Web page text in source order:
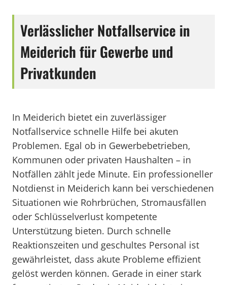
Verlässlicher Notfallservice in
Meiderich für Gewerbe und
Privatkunden
In Meiderich bietet ein zuverlässiger
Notfallservice schnelle Hilfe bei akuten
Problemen. Egal ob in Gewerbebetrieben,
Kommunen oder privaten Haushalten – in
Notfällen zählt jede Minute. Ein professioneller
Notdienst in Meiderich kann bei verschiedenen
Situationen wie Rohrbrüchen, Stromausfällen
oder Schlüsselverlust kompetente
Unterstützung bieten. Durch schnelle
Reaktionszeiten und geschultes Personal ist
gewährleistet, dass akute Probleme effizient
gelöst werden können. Gerade in einer stark